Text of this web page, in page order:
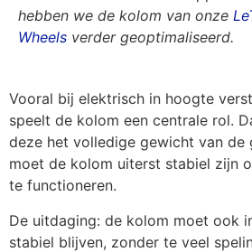
hebben we de kolom van onze
Wheels verder geoptimaliseerd.
Vooral bij elektrisch in hoogte
speelt de kolom een centrale rol.
deze het volledige gewicht van de
moet de kolom uiterst stabiel zijn
te functioneren.
De uitdaging: de kolom moet ook
stabiel blijven, zonder te veel